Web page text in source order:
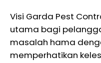
Visi Garda Pest
utama bagi
masalah hama
memperhatikan